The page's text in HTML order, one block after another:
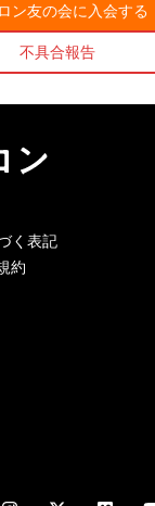
ン友の会に入会する
不具合報告
く表記
約